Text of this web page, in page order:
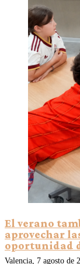
El verano
aprovechar
oportunidad
Valencia, 7 agosto de